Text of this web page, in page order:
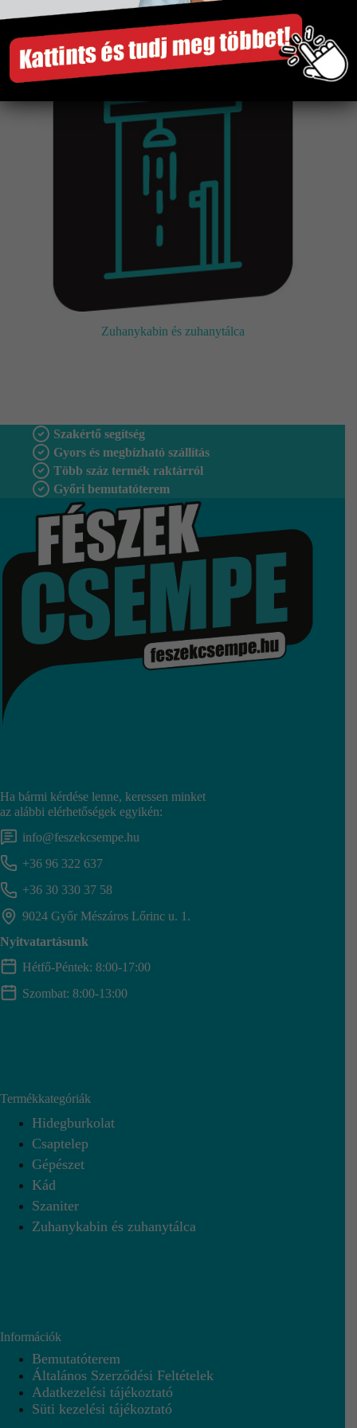
Zuhanykabin és zuhanytálca
Szakértő segítség
Gyors és megbízható szállítás
Több száz termék raktárról
Győri bemutatóterem
Ha bármi kérdése lenne, keressen minket
az alábbi elérhetőségek egyikén:
info@feszekcsempe.hu
+36 96 322 637
+36 30 330 37 58
9024 Győr Mészáros Lőrinc u. 1.
Nyitvatartásunk
Hétfő-Péntek: 8:00-17:00
Szombat: 8:00-13:00
Termékkategóriák
Hidegburkolat
Csaptelep
Gépészet
Kád
Szaniter
Zuhanykabin és zuhanytálca
Információk
Bemutatóterem
Általános Szerződési Feltételek
Adatkezelési tájékoztató
Süti kezelési tájékoztató